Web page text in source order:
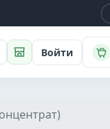
Магазин
Войти